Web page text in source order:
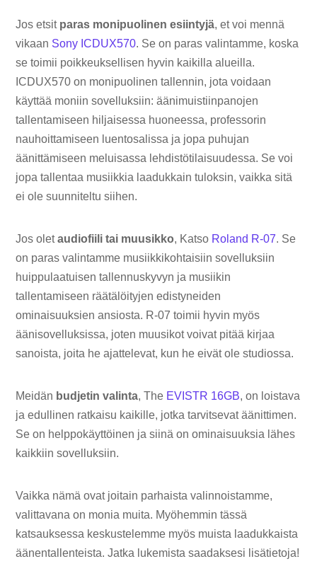
Jos etsit paras monipuolinen esiintyjä, et voi mennä
vikaan Sony ICDUX570. Se on paras valintamme, koska
se toimii poikkeuksellisen hyvin kaikilla alueilla.
ICDUX570 on monipuolinen tallennin, jota voidaan
käyttää moniin sovelluksiin: äänimuistiinpanojen
tallentamiseen hiljaisessa huoneessa, professorin
nauhoittamiseen luentosalissa ja jopa puhujan
äänittämiseen meluisassa lehdistötilaisuudessa. Se voi
jopa tallentaa musiikkia laadukkain tuloksin, vaikka sitä
ei ole suunniteltu siihen.
Jos oletaudiofiili tai muusikko, Katso Roland R-07. Se
on paras valintamme musiikkikohtaisiin sovelluksiin
huippulaatuisen tallennuskyvyn ja musiikin
tallentamiseen räätälöityjen edistyneiden
ominaisuuksien ansiosta. R-07 toimii hyvin myös
äänisovelluksissa, joten muusikot voivat pitää kirjaa
sanoista, joita he ajattelevat, kun he eivät ole studiossa.
Meidän budjetin valinta, The EVISTR 16GB, on loistava
ja edullinen ratkaisu kaikille, jotka tarvitsevat äänittimen.
Se on helppokäyttöinen ja siinä on ominaisuuksia lähes
kaikkiin sovelluksiin.
Vaikka nämä ovat joitain parhaista valinnoistamme,
valittavana on monia muita. Myöhemmin tässä
katsauksessa keskustelemme myös muista laadukkaista
äänentallenteista. Jatka lukemista saadaksesi lisätietoja!